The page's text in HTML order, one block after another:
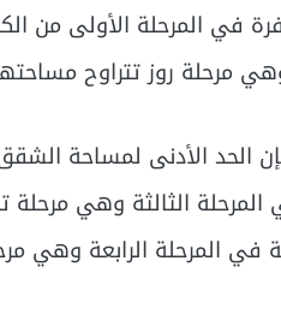
الأولى من الكمبوند وهي
لمساحة الشقق تبدأ من
وهي مرحلة تيوليب